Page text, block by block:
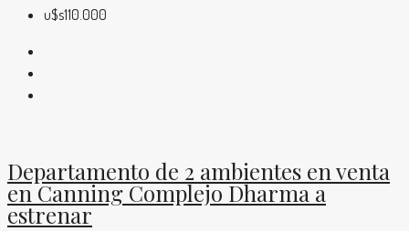
u$s110.000
Departamento de 2 ambientes en venta
en Canning Complejo Dharma a
estrenar